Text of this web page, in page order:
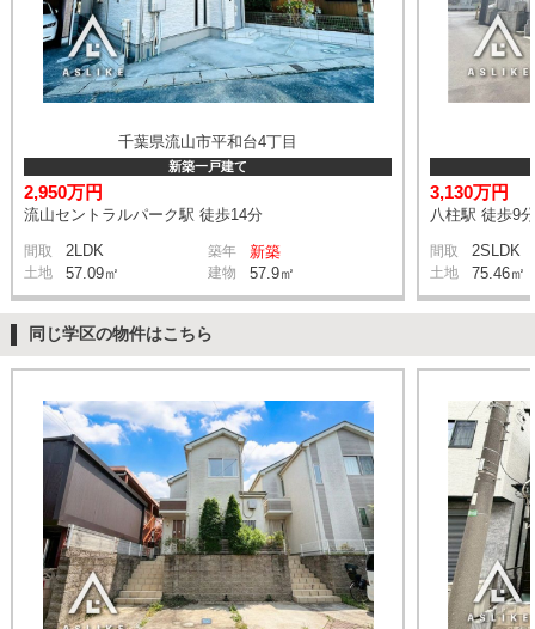
千葉県流山市平和台4丁目
新築一戸建て
2,950万円
流山セントラルパーク駅 徒歩14分
間取 2LDK 築年 新築
土地 57.09㎡ 建物 57.9㎡
3,130万円
八柱駅 徒歩9分
間取 2SLDK
土地 75.46㎡
同じ学区の物件はこちら